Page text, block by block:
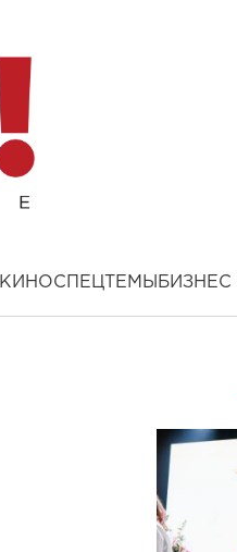
КИНОСПЕЦТЕМЫ БИЗНЕС